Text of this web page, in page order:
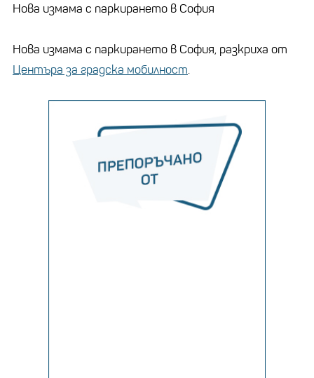
Нова измама с паркирането в София
Нова измама с паркирането в София, разкриха от
Центъра за градска мобилност.